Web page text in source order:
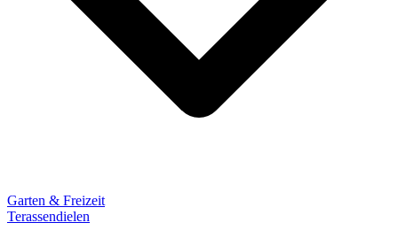
Garten & Freizeit
Terassendielen